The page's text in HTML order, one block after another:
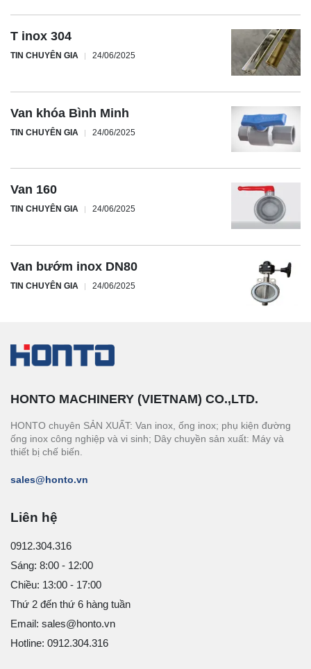
T inox 304
TIN CHUYÊN GIA 24/06/2025
Van khóa Bình Minh
TIN CHUYÊN GIA 24/06/2025
Van 160
TIN CHUYÊN GIA 24/06/2025
Van bướm inox DN80
TIN CHUYÊN GIA 24/06/2025
HONTO MACHINERY (VIETNAM) CO.,LTD.
HONTO chuyên SẢN XUẤT: Van inox, ống inox; phụ kiện đường
ống inox công nghiệp và vi sinh; Dây chuyền sản xuất: Máy và
thiết bị chế biến.
sales@honto.vn
Liên hệ
0912.304.316
Sáng: 8:00 - 12:00
Chiều: 13:00 - 17:00
Thứ 2 đến thứ 6 hàng tuần
Email: sales@honto.vn
Hotline: 0912.304.316